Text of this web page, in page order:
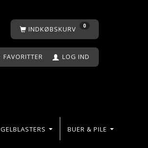
INDKØBSKURV 0
FAVORITTER LOG IND
GELBLASTERS BUER & PILE